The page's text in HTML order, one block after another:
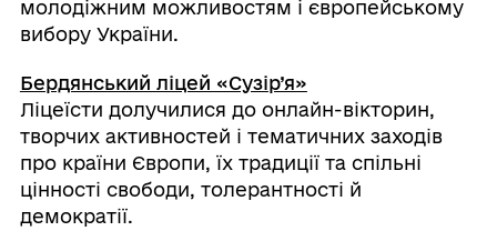
молодіжним можливостям і європейському
вибору України.
Бердянський ліцей «Сузір’я»
Ліцеїсти долучилися до онлайн-вікторин,
творчих активностей і тематичних заходів
про країни Європи, їх традиції та спільні
цінності свободи, толерантності й
демократії.